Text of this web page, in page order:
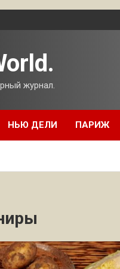
журнал.
НЬЮ ДЕЛИ ПАРИЖ